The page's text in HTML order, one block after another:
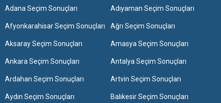
Adana Seçim Sonuçları Adıyaman Seçim Sonuçları
Afyonkarahisar Seçim Sonuçları Ağrı Seçim Sonuçları
Aksaray Seçim Sonuçları Amasya Seçim Sonuçları
Ankara Seçim Sonuçları Antalya Seçim Sonuçları
Ardahan Seçim Sonuçları Artvin Seçim Sonuçları
Aydın Seçim Sonuçları Balıkesir Seçim Sonuçları